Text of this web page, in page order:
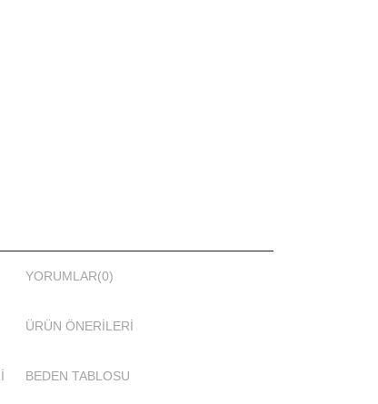
YORUMLAR(0)
ÜRÜN ÖNERILERI
BEDEN TABLOSU